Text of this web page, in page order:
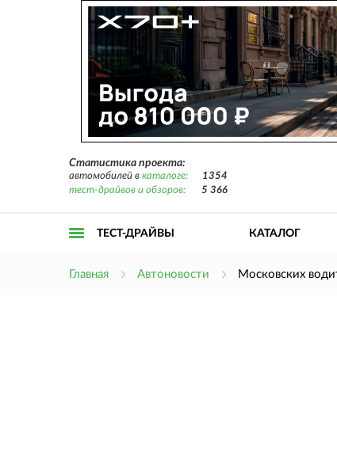
Статистика проекта:
автомобилей в каталоге:
1354
тест-драйвов и обзоров:
5 366
ТЕСТ-ДРАЙВЫ КАТАЛОГ
Главная Автоновости Московских